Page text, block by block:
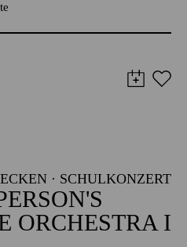
· SCHULKONZERT
ORCHESTRA I